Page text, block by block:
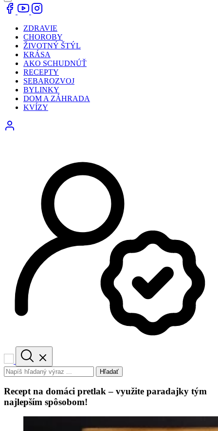
ZDRAVIE
CHOROBY
ŽIVOTNÝ ŠTÝL
KRÁSA
AKO SCHUDNÚŤ
RECEPTY
SEBAROZVOJ
BYLINKY
DOM A ZÁHRADA
KVÍZY
Hľadať
Recept na domáci pretlak – využite paradajky tým
najlepším spôsobom!